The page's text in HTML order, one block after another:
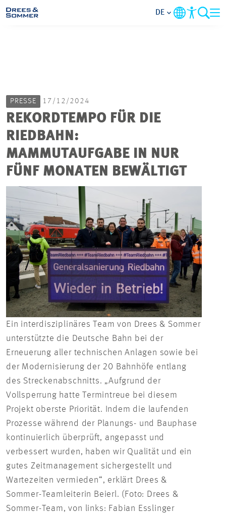
KARRIERE
KONTAKT
DE
PRESSE 17/12/2024
REKORDTEMPO FÜR DIE
RIEDBAHN:
MAMMUTAUFGABE IN NUR
FÜNF MONATEN BEWÄLTIGT
Ein interdisziplinäres Team von Drees & Sommer
unterstützte die Deutsche Bahn bei der
Erneuerung aller technischen Anlagen sowie bei
der Modernisierung der 20 Bahnhöfe entlang
des Streckenabschnitts. „Aufgrund der
Vollsperrung hatte Termintreue bei diesem
Projekt oberste Priorität. Indem die laufenden
Prozesse während der Planungs- und Bauphase
kontinuierlich überprüft, angepasst und
verbessert wurden, haben wir Qualität und ein
gutes Zeitmanagement sichergestellt und
Wartezeiten vermieden“, erklärt Drees &
Sommer-Teamleiterin Beierl. (Foto: Drees &
Sommer-Team, von links: Fabian Esslinger